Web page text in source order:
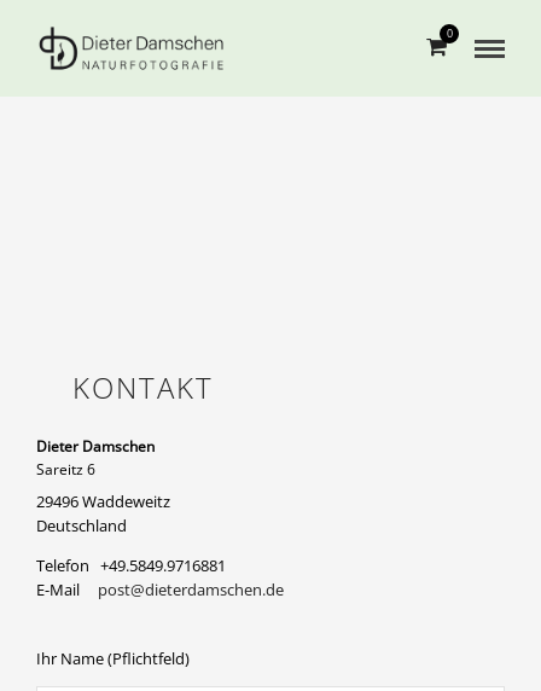
0
KONTAKT
Dieter Damschen
Sareitz 6
29496 Waddeweitz
Deutschland
Telefon +49.5849.9716881
E-Mail post@dieterdamschen.de
Ihr Name (Pflichtfeld)